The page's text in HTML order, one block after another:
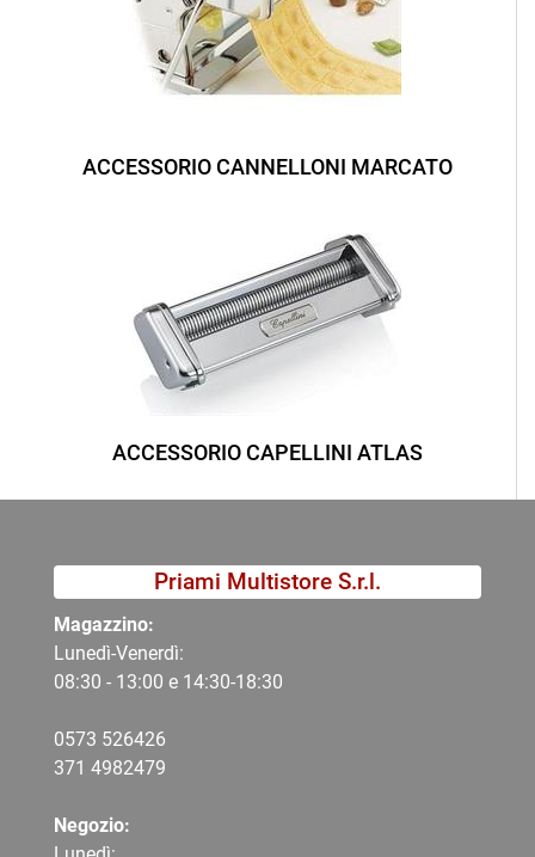
ACCESSORIO CANNELLONI MARCATO
ACCESSORIO CAPELLINI ATLAS
Priami Multistore S.r.l.
Magazzino:
Lunedì-Venerdì:
08:30 - 13:00 e 14:30-18:30
0573 526426
371 4982479
Negozio: